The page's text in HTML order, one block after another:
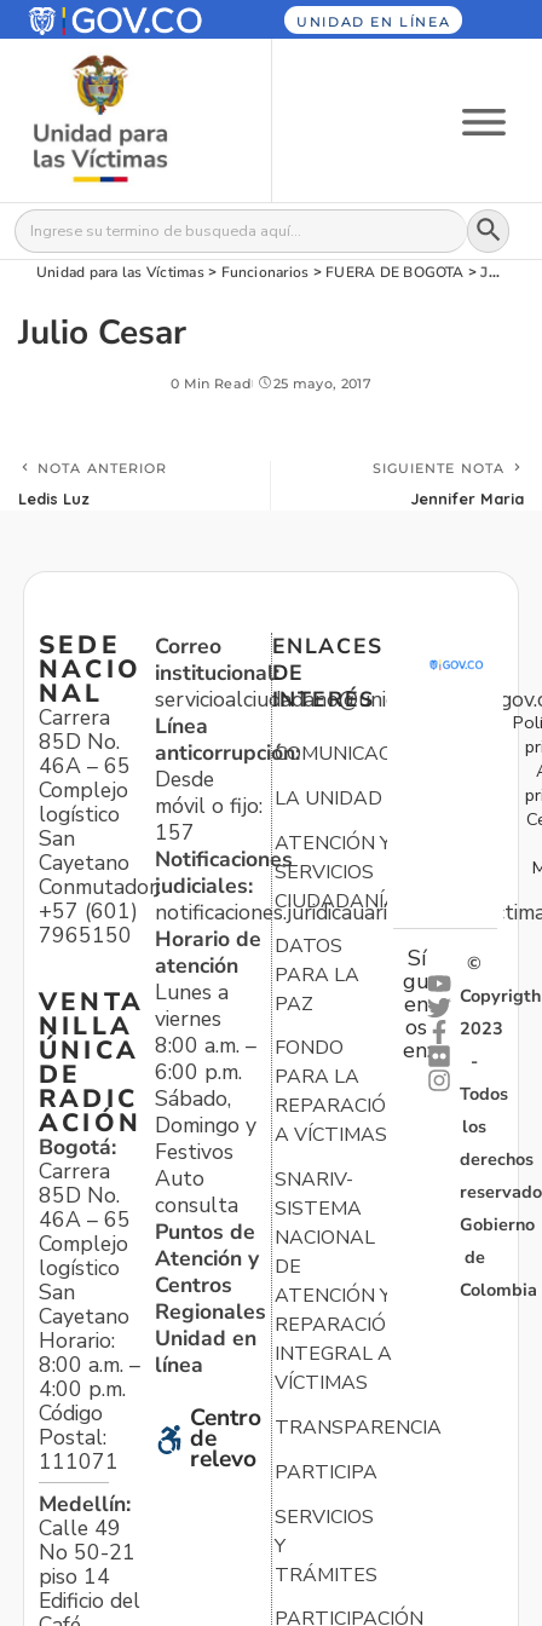
UNIDAD EN LÍNEA
Buscar: Botón
Unidad para las Víctimas> Funcionarios > FUERA DE BOGOTA >Julio Cesar
Julio Cesar
0 Min Read 25 mayo, 2017
NOTA ANTERIOR
Ledis Luz
SIGUIENTE NOTA
Jennifer Maria
SEDE
NACIO
NAL
Carrera
85D No.
46A – 65
Complejo
logístico
San
Cayetano
Conmutador:
+57 (601)
7965150
VENTA
NILLA
ÚNICA
DE
RADIC
ACIÓN
Bogotá:
Carrera
85D No.
46A – 65
Complejo
logístico
San
Cayetano
Horario:
8:00 a.m. –
4:00 p.m.
Código
Postal:
111071
Medellín:
Calle 49
No 50-21
piso 14
Edificio del
Correo
institucional:
Línea
anticorrupción:
Desde
móvil o fijo:
157
Notificaciones
judiciales:
Horario de
atención
Lunes a
viernes
8:00 a.m. –
6:00 p.m.
Sábado,
Domingo y
Festivos
Auto
consulta
Puntos de
Atención y
Centros
Regionales
Unidad en
línea
Centro
de
relevo
ENLACES
DE
INTERÉS
COMUNICACIONES
LA UNIDAD
ATENCIÓN Y
SERVICIOS
CIUDADANÍA
DATOS
PARA LA
PAZ
FONDO
PARA LA
REPARACIÓN
A VÍCTIMAS
SNARIV-
SISTEMA
NACIONAL
DE
ATENCIÓN Y
REPARACIÓN
INTEGRAL A
VÍCTIMAS
TRANSPARENCIA
PARTICIPA
SERVICIOS
Y
TRÁMITES
PARTICIPACIÓN
Sí
gu
en
os
en:
©
Copyrigth
2023
-
Todos
los
derechos
Gobierno
de
Colombia